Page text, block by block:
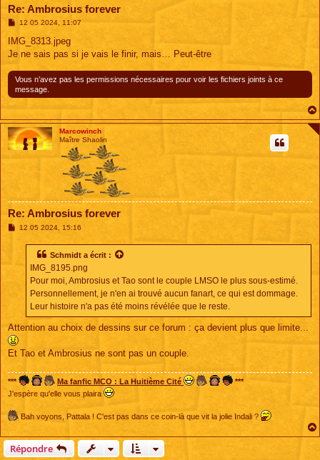
Re: Ambrosius forever
M
s
a
e
12 05 2024, 11:07
IMG_8313.jpeg
Je ne sais pas si je vais le finir, mais… Peut-être
Vous n’avez pas les permissions nécessaires pour voir les fichiers joints à ce
message.
Marcowinch
Maître Shaolin
Re: Ambrosius forever
M12 05 2024, 15:16
Schmidt a écrit :
IMG_8195.png
Pour moi, Ambrosius et Tao sont le couple LMSO le plus sous-estimé.
Personnellement, je n'en ai trouvé aucun fanart, ce qui est dommage.
Leur histoire n'a pas été moins révélée que le reste.
Attention au choix de dessins sur ce forum : ça devient plus que limite...
Et Tao et Ambrosius ne sont pas un couple.
*** Ma fanfic MCO : La Huitième Cité
***
J'espère qu'elle vous plaira
Bah voyons, Pattala ! C'est pas dans ce coin-là que vit la jolie Indali ?
Répondre